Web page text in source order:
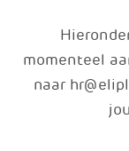
momenteel
naar